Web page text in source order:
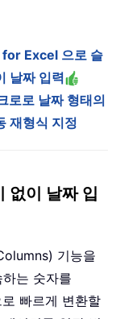
Excel 으로 슬
날짜 입력
로로 날짜 형태의
재형식 지정
없이 날짜 입
기능을
는 숫자를
빠르게 변환할